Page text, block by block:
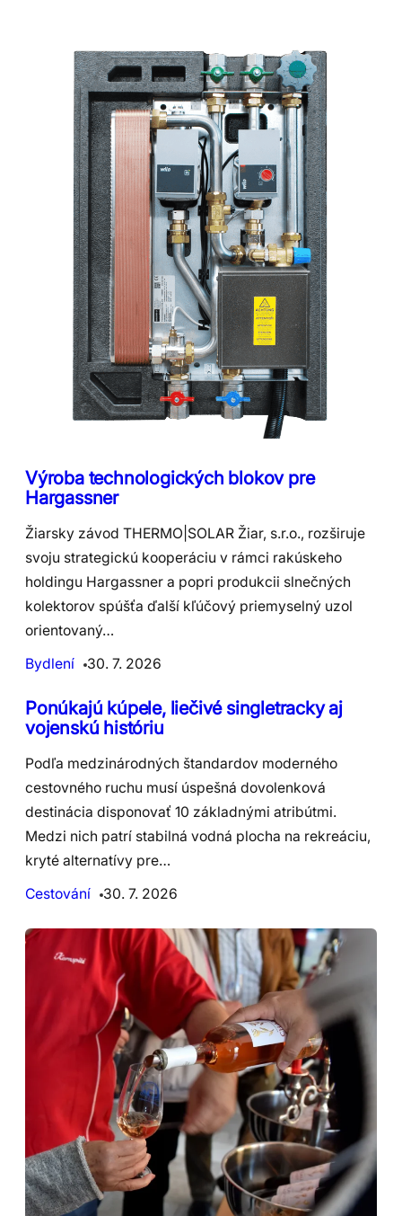
Výroba technologických blokov pre
Hargassner
Žiarsky závod THERMO|SOLAR Žiar, s.r.o., rozširuje
svoju strategickú kooperáciu v rámci rakúskeho
holdingu Hargassner a popri produkcii slnečných
kolektorov spúšťa ďalší kľúčový priemyselný uzol
orientovaný…
Bydlení
30. 7. 2026
Ponúkajú kúpele, liečivé singletracky aj
vojenskú históriu
Podľa medzinárodných štandardov moderného
cestovného ruchu musí úspešná dovolenková
destinácia disponovať 10 základnými atribútmi.
Medzi nich patrí stabilná vodná plocha na rekreáciu,
kryté alternatívy pre…
Cestování
30. 7. 2026